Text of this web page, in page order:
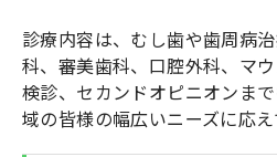
診療内容は、むし歯や歯周病
科、審美歯科、口腔外科、マ
検診、セカンドオピニオンま
域の皆様の幅広いニーズに応え